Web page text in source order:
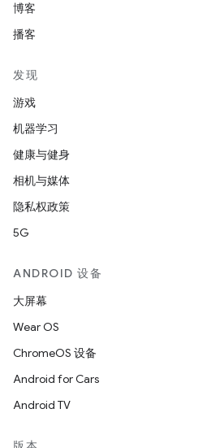
博客
播客
发现
游戏
机器学习
健康与健身
相机与媒体
隐私权政策
5G
ANDROID 设备
大屏幕
Wear OS
ChromeOS 设备
Android for Cars
Android TV